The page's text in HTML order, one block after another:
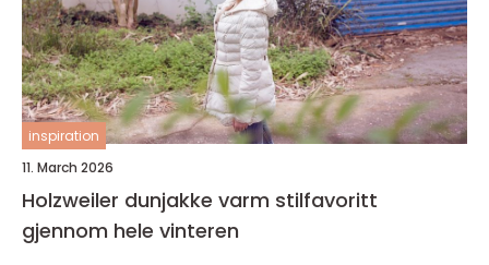
inspiration
11. March 2026
Holzweiler dunjakke varm stilfavoritt
gjennom hele vinteren